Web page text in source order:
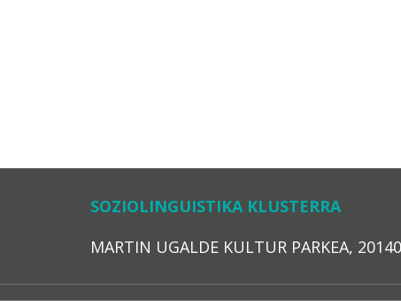
SOZIOLINGUISTIKA KLUSTERRA
MARTIN UGALDE KULTUR PARKEA,